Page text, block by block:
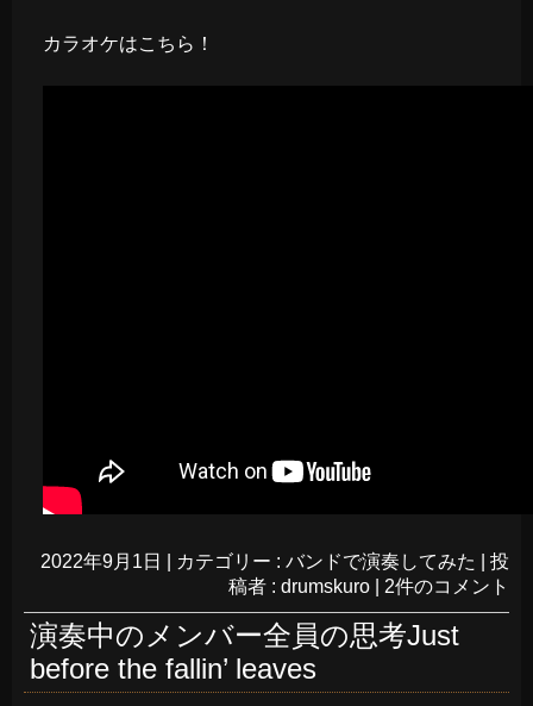
カラオケはこちら！
2022年9月1日 カテゴリー : バンドで演奏してみた
投
稿者 : drumskuro
2件のコメント
演奏中のメンバー全員の思考Just
before the fallin’ leaves